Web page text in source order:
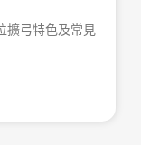
擴弓特色及常見